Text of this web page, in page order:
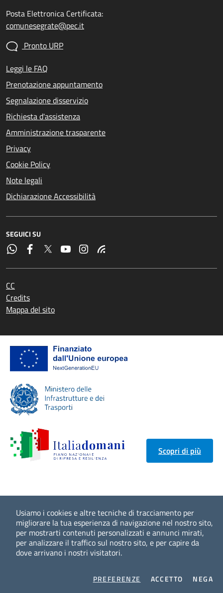
Usiamo i cookies e altre tecniche di tracciamento per
migliorare la tua esperienza di navigazione nel nostro sito,
per mostrarti contenuti personalizzati e annunci mirati,
per analizzare il traffico sul nostro sito, e per capire da
dove arrivano i nostri visitatori.
PREFERENZE COOKIES
ACCETTO I COOKIES
NEGAI
Posta Elettronica Certificata:
comunesegrate@pec.it
Pronto URP
Leggi le FAQ
Prenotazione appuntamento
Segnalazione disservizio
Richiesta d'assistenza
Amministrazione trasparente
Privacy
Cookie Policy
Note legali
Dichiarazione Accessibilità
SEGUICI SU
CC
Credits
Mappa del sito
Scopri di più